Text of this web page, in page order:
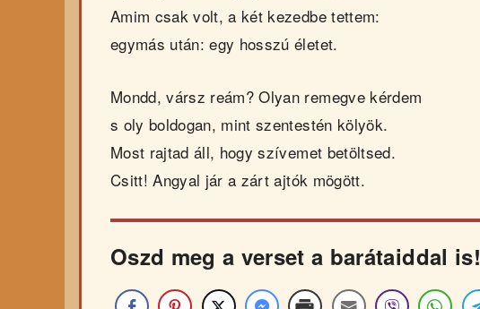
Amim csak volt, a két kezedbe tettem:
egymás után: egy hosszú életet.
Mondd, vársz reám? Olyan remegve kérdem
s oly boldogan, mint szentestén kölyök.
Most rajtad áll, hogy szívemet betöltsed.
Csitt! Angyal jár a zárt ajtók mögött.
Oszd meg a verset a barátaiddal is!